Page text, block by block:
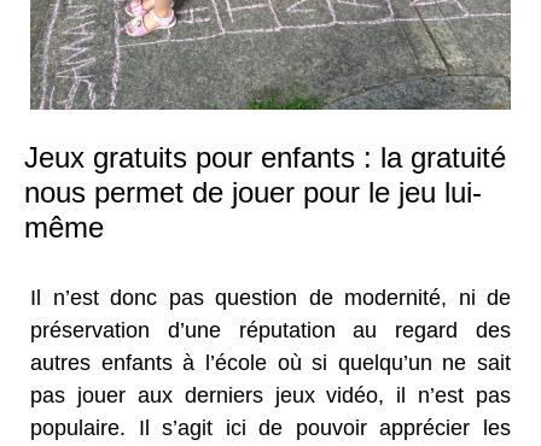
Jeux gratuits pour enfants : la gratuité
nous permet de jouer pour le jeu lui-
même
Il n’est donc pas question de modernité, ni de
préservation d’une réputation au regard des
autres enfants à l’école où si quelqu’un ne sait
pas jouer aux derniers jeux vidéo, il n’est pas
populaire. Il s’agit ici de pouvoir apprécier les